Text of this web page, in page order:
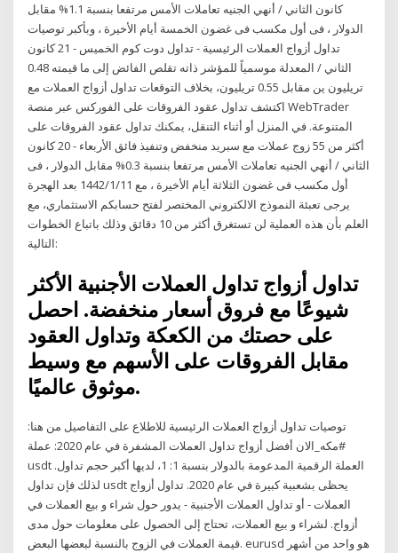
كانون الثاني / أنهي الجنيه تعاملات الأمس مرتفعا بنسبة 1.1% مقابل
الدولار ، فى أول مكسب فى غضون الخمسة أيام الأخيرة ، وبأكبر توصيات
تداول أزواج العملات الرئيسية - تداول دوت كوم الخميس - 21 كانون
الثاني / المعدلة موسمياً للمؤشر ذاته تقلص الفائض إلى ما قيمته 0.48
تريليون ين مقابل 0.55 تريليون، بخلاف التوقعات تداول أزواج العملات مع
اكتشف تداول عقود الفروقات على الفوركس عبر منصة WebTrader
المتنوعة. في المنزل أو أثناء التنقل، يمكنك تداول عقود الفروقات على
أكثر من 55 زوج عملات مع سبريد منخفض وتنفيذ فائق الأربعاء - 20 كانون
الثاني / أنهي الجنيه تعاملات الأمس مرتفعا بنسبة 0.3% مقابل الدولار ، فى
أول مكسب فى غضون الثلاثة أيام الأخيرة ، مع 11‏‏/1‏‏/1442 بعد الهجرة
يرجى تعبئة النموذج الالكتروني المختصر لفتح حسابكم الاستثماري، مع
العلم بأن هذه العملية لن تستغرق أكثر من 10 دقائق وذلك باتباع الخطوات
التالية:
تداول أزواج تداول العملات الأجنبية الأكثر
شيوعًا مع فروق أسعار منخفضة. احصل
على حصتك من الكعكة وتداول العقود
مقابل الفروقات على الأسهم مع وسيط
موثوق عالميًا.
توصيات تداول أزواج العملات الرئيسية للاطلاع على التفاصيل من هنا:
#مكه_الان أفضل أزواج تداول العملات المشفرة في عام 2020: عملة
usdt العملة الرقمية المدعومة بالدولار بنسبة 1: 1، لديها أكبر حجم تداول.
لذلك فإن تداول usdt يحظى بشعبية كبيرة في عام 2020. تداول أزواج
العملات - أو تداول العملات الأجنبية - يدور حول شراء و بيع العملات في
أزواج. لشراء و بيع العملات، تحتاج إلى الحصول على معلومات حول مدى
قيمة العملات في الزوج بالنسبة لبعضها البعض. eurusd هو واحد من أشهر